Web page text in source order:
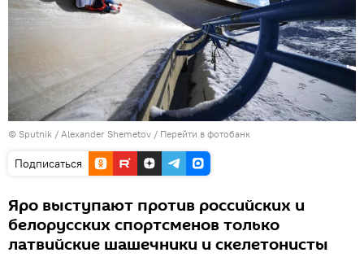
© Sputnik / Alexander Shemetov / Перейти в фотобанк
Подписаться
Яро выступают против российских и
белорусских спортсменов только
латвийские шашечники и скелетонисты